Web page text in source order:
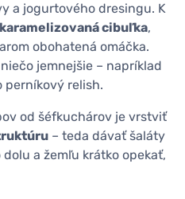
a jogurtového dresingu. K
karamelizovaná cibuľka,
obohatená omáčka.
jemnejšie – napríklad
perníkový relish.
od šéfkuchárov je vrstviť
– teda dávať šaláty
a žemľu krátko opekať,